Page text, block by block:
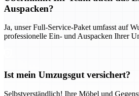
Auspacken?
Ja, unser Full-Service-Paket umfasst auf
professionelle Ein- und Auspacken Ihrer
Ist mein Umzugsgut versichert?
Selbstverständlich! Ihre Möbel und